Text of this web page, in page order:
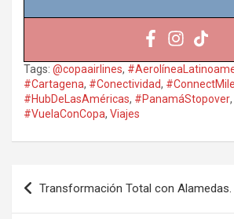
Tags: @copaairlines,
#Cartagena, #Conectividad,
#HubDeLasAméricas, #PanamáStopover,
#VuelaConCopa, Viajes
Navegación
de
Transformación Total con Alamedas.